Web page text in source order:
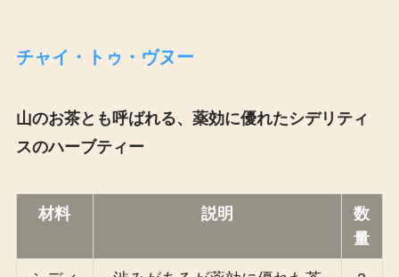
チャイ・トゥ・ヴヌー
山のお茶とも呼ばれる、薬効に優れたシデリティ
スのハーブティー
材料 説明
数
量